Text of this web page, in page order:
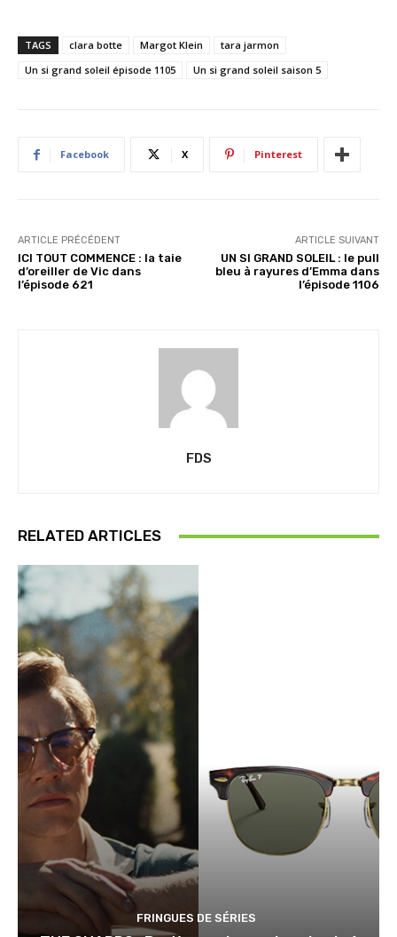
r
g
e
t
TAGS clara botte Margot Klein
tara jarmon
Un si grand soleil épisode 1105
Un si grand soleil saison 5
Facebook X Pinterest
ARTICLE PRÉCÉDENT
ICI TOUT COMMENCE : la taie
d’oreiller de Vic dans
l’épisode 621
ARTICLE SUIVANT
UN SI GRAND SOLEIL : le pull
bleu à rayures d’Emma dans
l’épisode 1106
FDS
RELATED ARTICLES
FRINGUES DE SÉRIES